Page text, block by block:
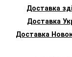
Доставка
Доставка
Доставка